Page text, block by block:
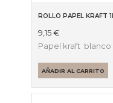
ROLLO PAPEL KRAFT
9,15€
Papel kraft blanco
AÑADIR AL CARRITO